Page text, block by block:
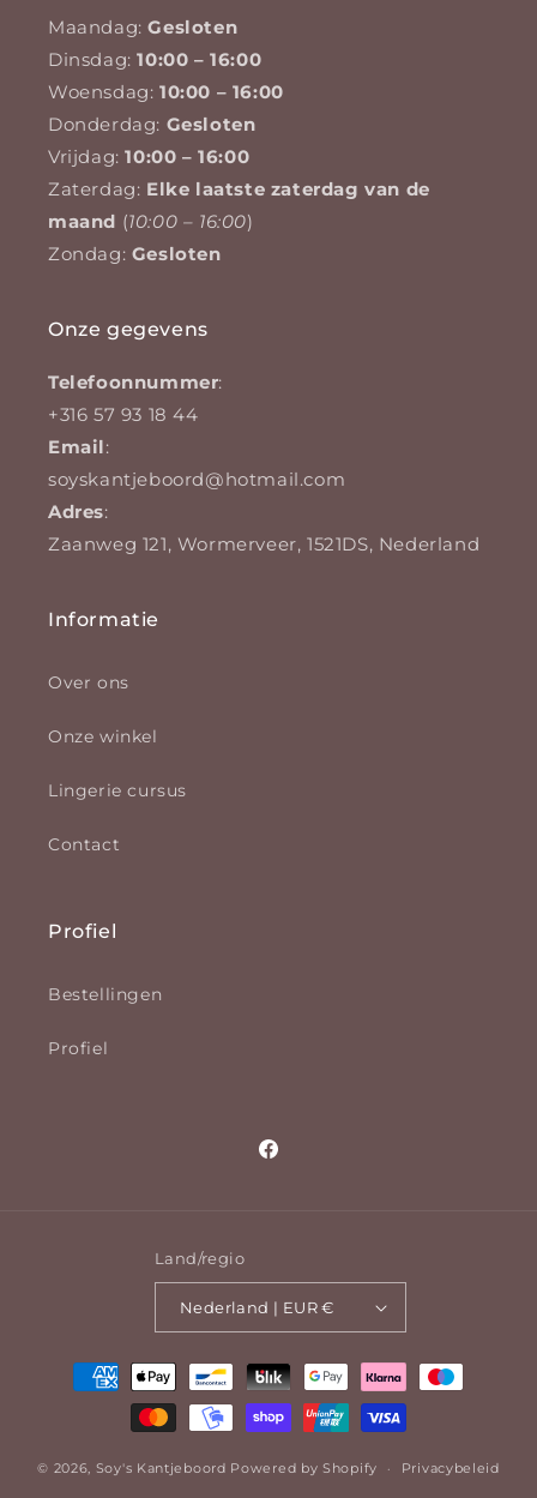
Maandag:Gesloten
Dinsdag:10:00 – 16:00
Woensdag: 10:00 – 16:00
Donderdag: Gesloten
Vrijdag:10:00 – 16:00
Zaterdag: Elke laatste zaterdag van de
maand (10:00 – 16:00)
Zondag: Gesloten
Onze gegevens
Telefoonnummer:
+316 57 93 18 44
Email:
soyskantjeboord@hotmail.com
Adres:
Zaanweg 121, Wormerveer, 1521DS, Nederland
Informatie
Over ons
Onze winkel
Lingerie cursus
Contact
Profiel
Bestellingen
Profiel
Facebook
Land/regio
Nederland | EUR €
Betaalmethoden
© 2026, Soy's Kantjeboord Powered by Shopify Privacybeleid